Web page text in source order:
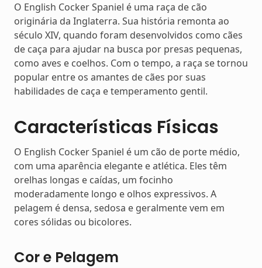
O English Cocker Spaniel é uma raça de cão
originária da Inglaterra. Sua história remonta ao
século XIV, quando foram desenvolvidos como cães
de caça para ajudar na busca por presas pequenas,
como aves e coelhos. Com o tempo, a raça se tornou
popular entre os amantes de cães por suas
habilidades de caça e temperamento gentil.
Características Físicas
O English Cocker Spaniel é um cão de porte médio,
com uma aparência elegante e atlética. Eles têm
orelhas longas e caídas, um focinho
moderadamente longo e olhos expressivos. A
pelagem é densa, sedosa e geralmente vem em
cores sólidas ou bicolores.
Cor e Pelagem